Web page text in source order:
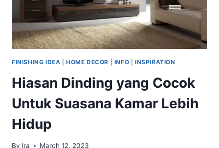
FINISHING IDEA |HOME DECOR INFO |INSPIRATION
Hiasan Dinding yang Cocok
Untuk Suasana Kamar Lebih
Hidup
By Ira March 12, 2023